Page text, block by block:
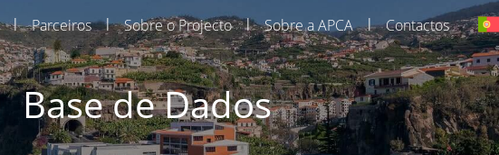
| Parceiros | Sobre o Projecto | Sobre a APCA | Contactos
Base de Dados